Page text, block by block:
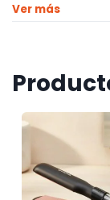
– 75cm de altura
para colocar tu
ecológica con 7
resistencia y
-Perfecto para
también está
teclado, mouse,
Ver más